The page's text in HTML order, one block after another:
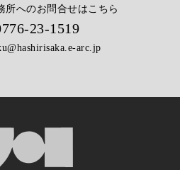
所へのお問合せはこちら
23-1519
arc.jp